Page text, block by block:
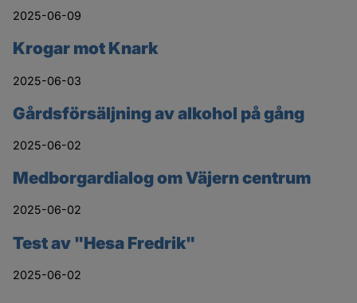
2025-06-09
Krogar mot Knark
2025-06-03
Gårdsförsäljning av alkohol på gång
2025-06-02
Medborgardialog om Väjern centrum
2025-06-02
Test av "Hesa Fredrik"
2025-06-02